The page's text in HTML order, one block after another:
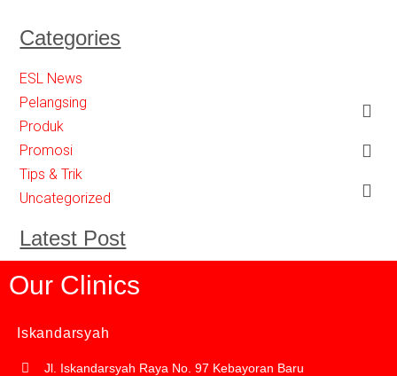
Categories
ESL News
Pelangsing
Produk
Promosi
Tips & Trik
Uncategorized
Latest Post
Our Clinics
Iskandarsyah
Jl. Iskandarsyah Raya No. 97 Kebayoran Baru